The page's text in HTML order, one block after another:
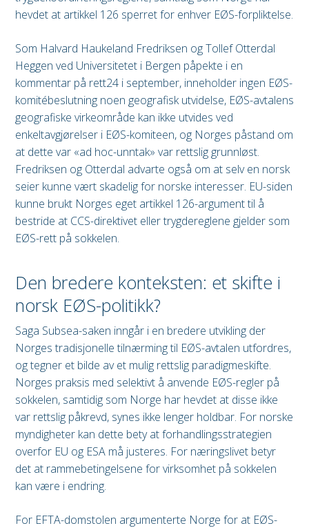
hevdet at artikkel 126 sperret for enhver EØS-forpliktelse.
Som Halvard Haukeland Fredriksen og Tollef Otterdal
Heggen ved Universitetet i Bergen påpekte i en
kommentar på rett24 i september, inneholder ingen EØS-
komitébeslutning noen geografisk utvidelse, EØS-avtalens
geografiske virkeområde kan ikke utvides ved
enkeltavgjørelser i EØS-komiteen, og Norges påstand om
at dette var «ad hoc-unntak» var rettslig grunnløst.
Fredriksen og Otterdal advarte også om at selv en norsk
seier kunne vært skadelig for norske interesser. EU-siden
kunne brukt Norges eget artikkel 126-argument til å
bestride at CCS-direktivet eller trygdereglene gjelder som
EØS-rett på sokkelen.
Den bredere konteksten: et skifte i
norsk EØS-politikk?
Saga Subsea-saken inngår i en bredere utvikling der
Norges tradisjonelle tilnærming til EØS-avtalen utfordres,
og tegner et bilde av et mulig rettslig paradigmeskifte.
Norges praksis med selektivt å anvende EØS-regler på
sokkelen, samtidig som Norge har hevdet at disse ikke
var rettslig påkrevd, synes ikke lenger holdbar. For norske
myndigheter kan dette bety at forhandlingsstrategien
overfor EU og ESA må justeres. For næringslivet betyr
det at rammebetingelsene for virksomhet på sokkelen
kan være i endring.
For EFTA-domstolen argumenterte Norge for at EØS-